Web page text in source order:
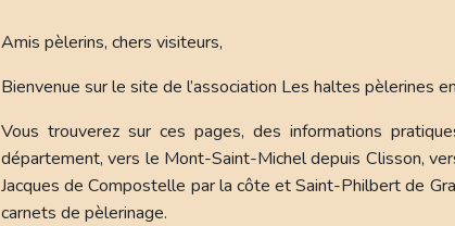
Amis pèlerins, chers visiteurs,
Bienvenue sur le site de l’association Les haltes pèlerines
Vous trouverez sur ces pages, des informations
département, vers le Mont-Saint-Michel depuis Clisson,
Jacques de Compostelle par la côte et Saint-Philbert de
carnets de pèlerinage.